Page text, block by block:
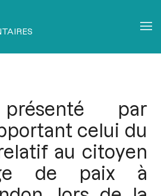
par
celui du
au citoyen
de paix à